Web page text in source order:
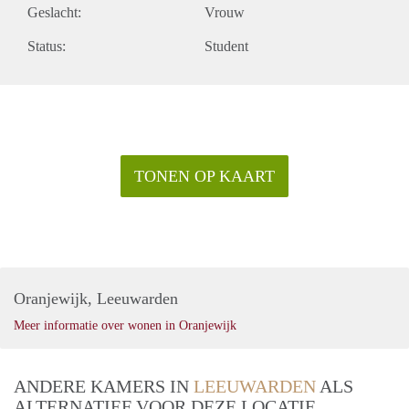
Geslacht: Vrouw
Status: Student
TONEN OP KAART
Oranjewijk, Leeuwarden
Meer informatie over wonen in Oranjewijk
ANDERE KAMERS IN LEEUWARDEN ALS